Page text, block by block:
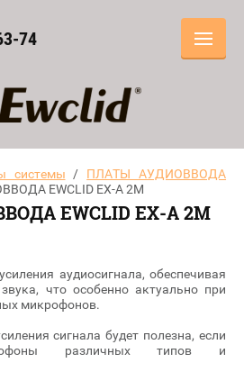
74
системы / ПЛАТЫ АУДИОВВОДА
EWCLID EX-A 2M
EWCLID EX-A 2M
аудиосигнала, обеспечивая
что особенно актуально при
микрофонов.
сигнала будет полезна, если
различных типов и